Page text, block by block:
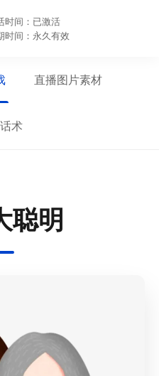
时间：已激活
时间：永久有效
直播图片素材
术
聪明